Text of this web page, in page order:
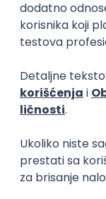
tekstilna
Poslovi
Radnik na
mašinama